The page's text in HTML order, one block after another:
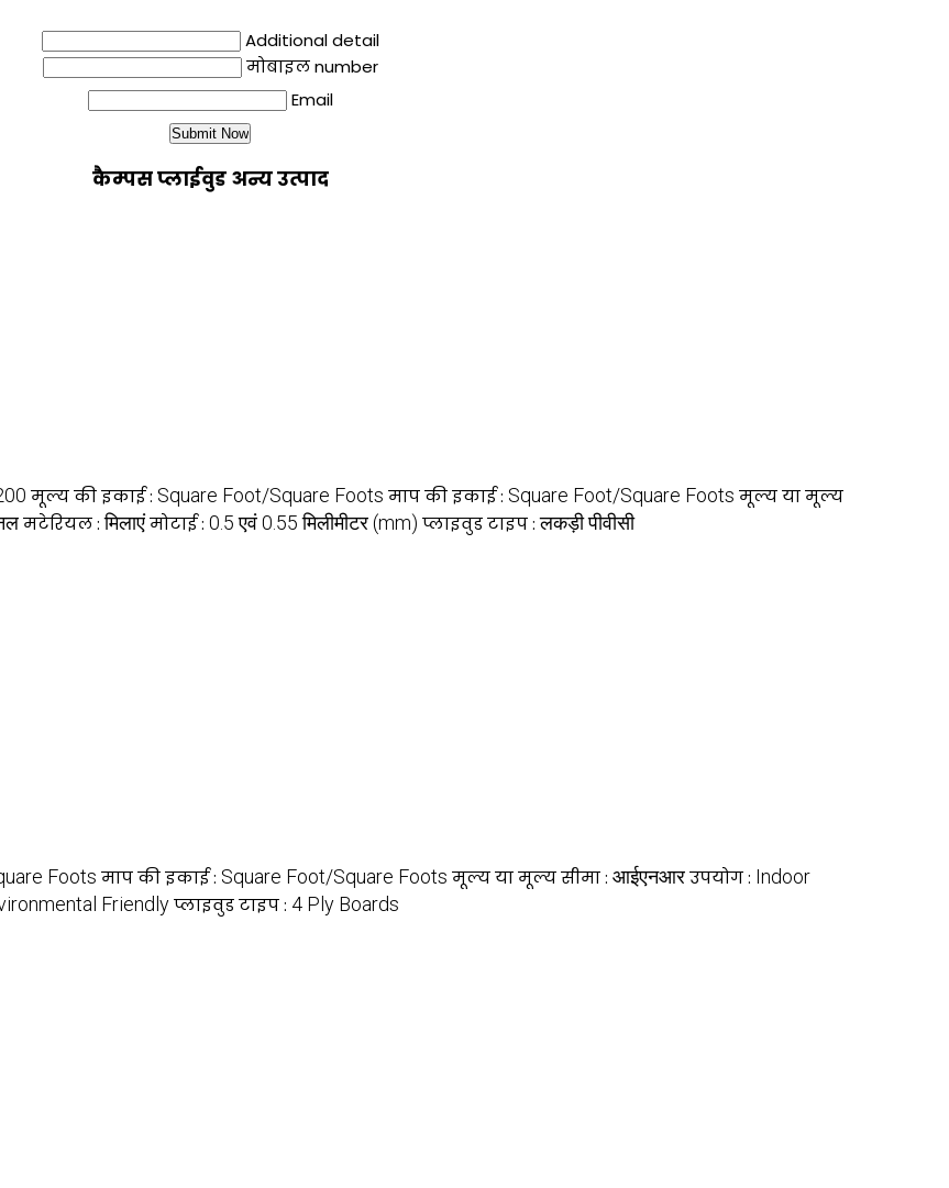
Additional detail
मोबाइल number
Email
कैम्पस प्लाईवुड अन्य उत्पाद
मूल्य की इकाई : Square Foot/Square Foots माप की इकाई : Square Foot/Square Foots मूल्य या मूल्य
मटेरियल :मिलाएंमोटाई : 0.5 एवं 0.55 मिलीमीटर (mm) प्लाइवुड टाइप :लकड़ी पीवीसी
Foots माप की इकाई : Square Foot/Square Foots मूल्य या मूल्य सीमा : आईएनआरउपयोग : Indoor
Friendlyप्लाइवुड टाइप : 4 Ply Boards